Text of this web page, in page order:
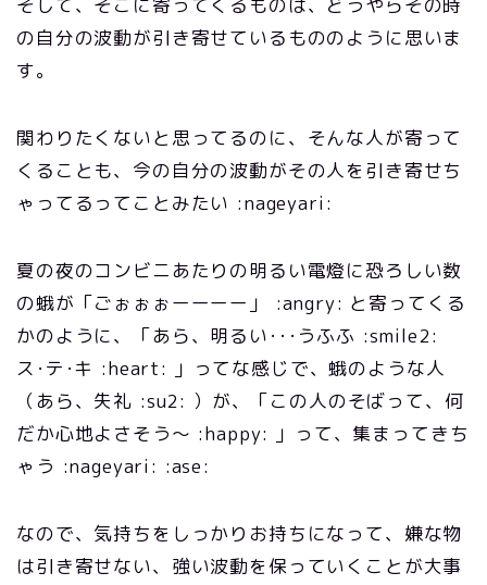
そして、そこに寄ってくるものは、どうやらその時
の自分の波動が引き寄せているもののように思いま
す。
関わりたくないと思ってるのに、そんな人が寄って
くることも、今の自分の波動がその人を引き寄せち
ゃってるってことみたい :nageyari:
夏の夜のコンビニあたりの明るい電燈に恐ろしい数
の蛾が「ごぉぉぉーーーー」 :angry: と寄ってくる
かのように、「あら、明るい･･･うふふ :smile2:
ス･テ･キ :heart: 」ってな感じで、蛾のような人
（あら、失礼 :su2: ）が、「この人のそばって、何
だか心地よさそう～ :happy: 」って、集まってきち
ゃう :nageyari: :ase:
なので、気持ちをしっかりお持ちになって、嫌な物
は引き寄せない、強い波動を保っていくことが大事